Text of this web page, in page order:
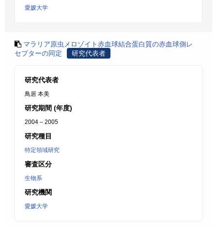
愛媛大学
マラリア原虫メロゾイト赤血球結合蛋白質の赤血球側レ
セプターの同定
研究代表者
研究代表者
鳥居 本美
研究期間 (年度)
2004 – 2005
研究種目
特定領域研究
審査区分
生物系
研究機関
愛媛大学